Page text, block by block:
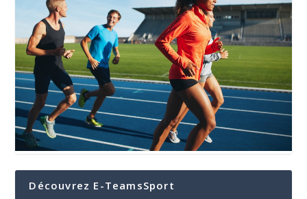
Découvrez E-TeamsSport